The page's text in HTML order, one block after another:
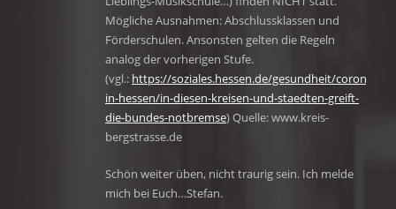
Mögliche Ausnahmen: Abschlussklassen und
Förderschulen. Ansonsten gelten die Regeln
analog der vorherigen Stufe.
(vgl.: https://soziales.hessen.de/gesundheit/corona-
in-hessen/in-diesen-kreisen-und-staedten-greift-
die-bundes-notbremse) Quelle: www.kreis-
bergstrasse.de
Schön weiter üben, nicht traurig sein. Ich melde
mich bei Euch…Stefan.